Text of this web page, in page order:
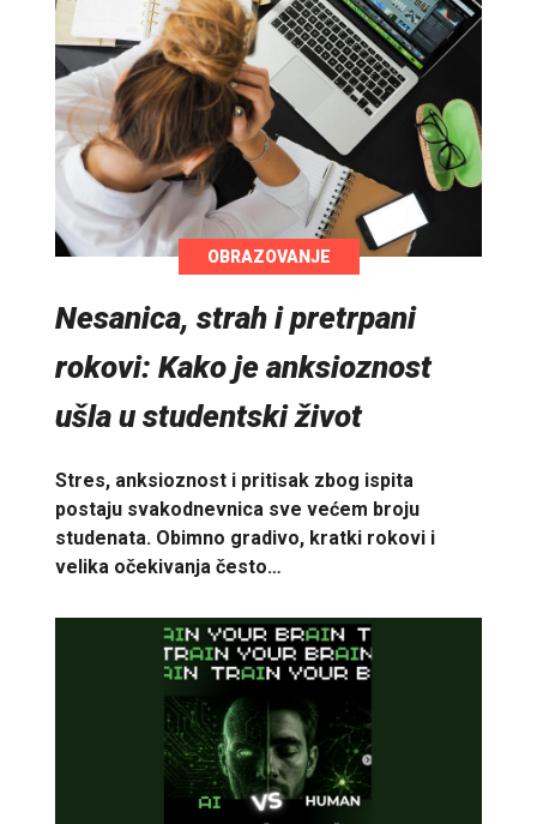
OBRAZOVANJE
Nesanica, strah i pretrpani
rokovi: Kako je anksioznost
ušla u studentski život
Stres, anksioznost i pritisak zbog ispita
postaju svakodnevnica sve većem broju
studenata. Obimno gradivo, kratki rokovi i
velika očekivanja često…